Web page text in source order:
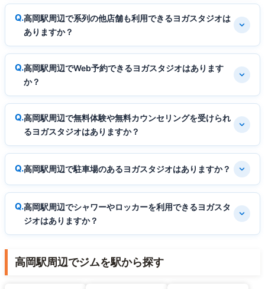
高岡駅周辺で系列の他店舗も利用できるヨガスタジオは
ありますか？
高岡駅周辺でWeb予約できるヨガスタジオはあります
か？
高岡駅周辺で無料体験や無料カウンセリングを受けられ
るヨガスタジオはありますか？
高岡駅周辺で駐車場のあるヨガスタジオはありますか？
高岡駅周辺でシャワーやロッカーを利用できるヨガスタ
ジオはありますか？
高岡駅周辺でジムを駅から探す